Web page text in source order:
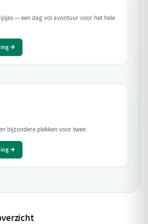
— een dag vol avontuur voor het hele
→
bijzondere plekken voor twee.
→